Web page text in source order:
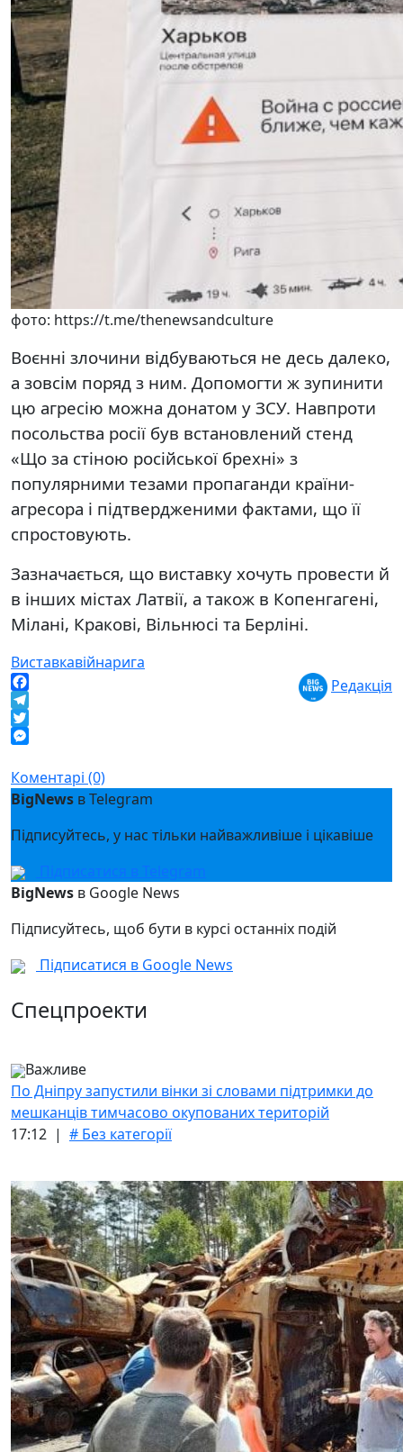
фото: https://t.me/thenewsandculture
Воєнні злочини відбуваються не десь далеко,
а зовсім поряд з ним. Допомогти ж зупинити
цю агресію можна донатом у ЗСУ. Навпроти
посольства росії був встановлений стенд
«Що за стіною російської брехні» з
популярними тезами пропаганди країни-
агресора і підтвердженими фактами, що її
спростовують.
Зазначається, що виставку хочуть провести й
в інших містах Латвії, а також в Копенгагені,
Мілані, Кракові, Вільнюсі та Берліні.
Виставкавійнарига
Facebook
Telegram
Twitter
Редакція
Коментарі (0)
BigNews в Telegram
Підписуйтесь, у нас тільки найважливіше і цікавіше
Підписатися в Telegram
BigNews в Google News
Підписуйтесь, щоб бути в курсі останніх подій
Підписатися в Google News
Спецпроекти
Важливе
По Дніпру запустили вінки зі словами підтримки до
мешканців тимчасово окупованих територій
17:12 | # Без категорії